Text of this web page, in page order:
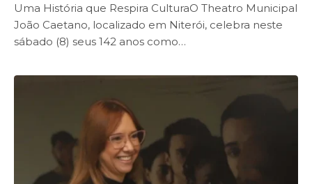
Uma História que Respira CulturaO Theatro Municipal
João Caetano, localizado em Niterói, celebra neste
sábado (8) seus 142 anos como…